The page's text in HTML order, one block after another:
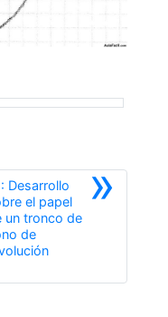
»
Desarrollo
el papel
un tronco de
de
Siguiente